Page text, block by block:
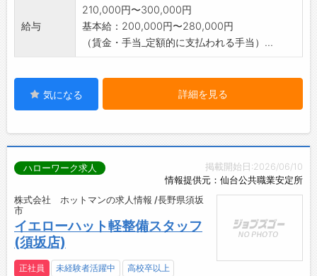
給与
210,000円〜300,000円
基本給：200,000円〜280,000円
（賃金・手当_定額的に支払われる手当）...
気になる 詳細を見る
掲載開始日:2026/06/10
情報提供元：仙台公共職業安定所
ハローワーク求人
株式会社 ホットマンの求人情報 /長野県須坂
市
イエローハット軽整備スタッフ
(須坂店)
正社員 未経験者活躍中
高校卒以上